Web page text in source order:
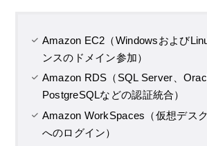
Amazon EC2（Windowsおよび
ンスのドメイン参加）
Amazon RDS（SQL Server、
PostgreSQLなどの認証統合）
Amazon WorkSpaces（仮想デス
へのログイン）